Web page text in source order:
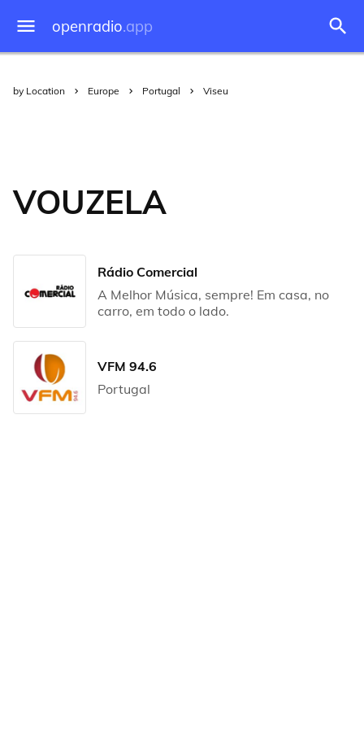
openradio.app
by Location Europe Portugal Viseu
VOUZELA
Rádio Comercial
A Melhor Música, sempre! Em casa, no
carro, em todo o lado.
VFM 94.6
Portugal